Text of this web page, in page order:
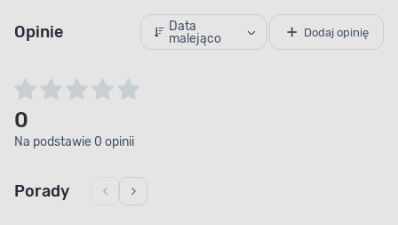
Opinie
Data
malejąco
Dodaj opinię
0
Na podstawie 0 opinii
Porady